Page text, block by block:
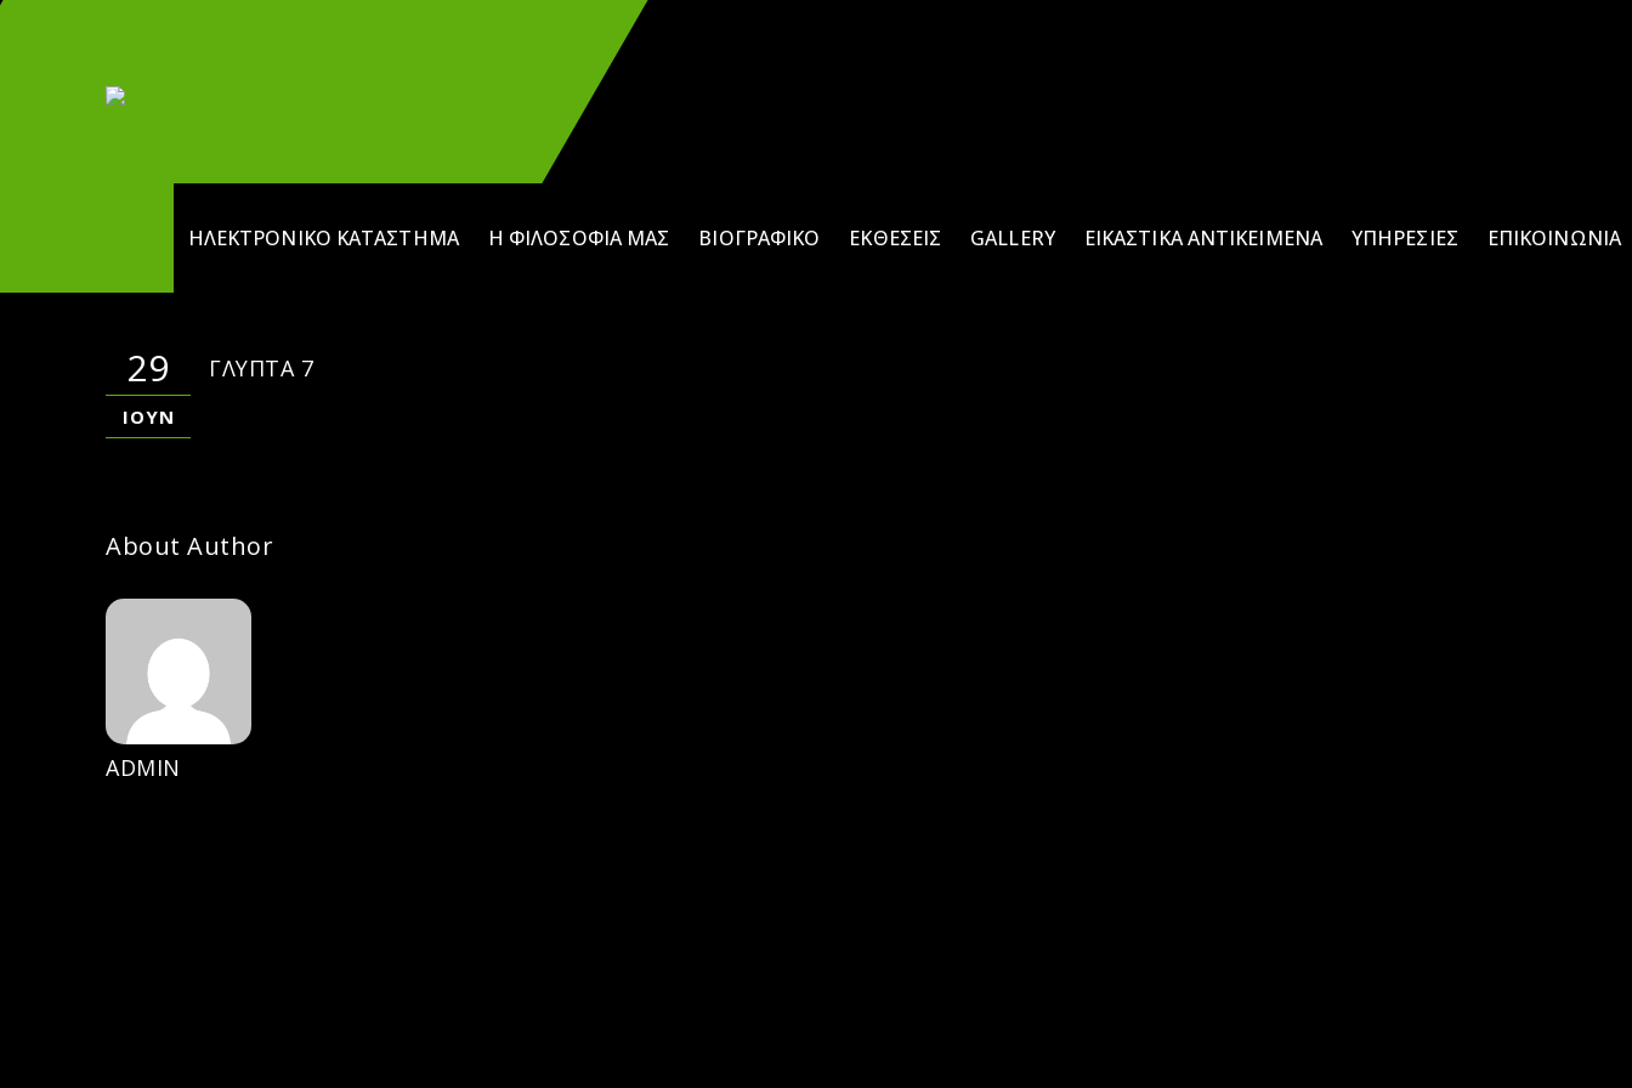
ΗΛΕΚΤΡΟΝΙΚΌ ΚΑΤΆΣΤΗΜΑ Η ΦΙΛΟΣΟΦΊΑ ΜΑΣ ΒΙΟΓΡΑΦΙΚΌ ΕΚΘΈΣΕΙΣ GALLERY ΕΙΚΑΣΤΙΚΑ ΑΝΤΙΚΕΙΜΕΝΑ ΥΠΗΡΕΣΊΕΣ ΕΠΙΚΟΙΝΩΝΊΑ
29
ΙΟΎΝ
ΓΛΥΠΤΑ 7
About Author
ADMIN